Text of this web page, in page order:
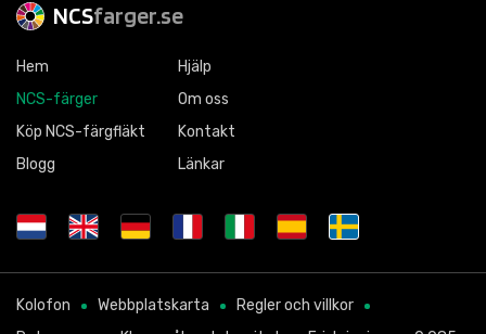
NCSfarger.se
Hem
NCS-färger
Köp NCS-färgfläkt
Blogg
Hjälp
Om oss
Kontakt
Länkar
Kolofon Webbplatskarta
Regler och villkor